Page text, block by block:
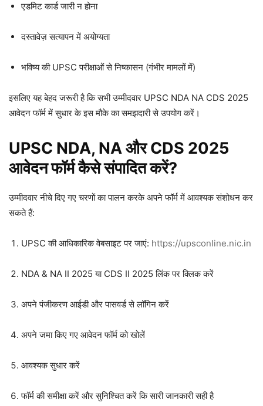
एडमिट कार्ड जारी न होना
दस्तावेज़ सत्यापन में अयोग्यता
भविष्य की UPSC परीक्षाओं से निष्कासन (गंभीर मामलों में)
इसलिए यह बेहद जरूरी है कि सभी उम्मीदवार UPSC NDA NA CDS 2025
आवेदन फॉर्म में सुधार के इस मौके का समझदारी से उपयोग करें।
UPSC NDA, NA और CDS 2025
आवेदन फॉर्म कैसे संपादित करें?
उम्मीदवार नीचे दिए गए चरणों का पालन करके अपने फॉर्म में आवश्यक संशोधन कर
सकते हैं:
UPSC की आधिकारिक वेबसाइट पर जाएं: https://upsconline.nic.in
NDA & NA II 2025 या CDS II 2025 लिंक पर क्लिक करें
अपने पंजीकरण आईडी और पासवर्ड से लॉगिन करें
अपने जमा किए गए आवेदन फॉर्म को खोलें
आवश्यक सुधार करें
फॉर्म की समीक्षा करें और सुनिश्चित करें कि सारी जानकारी सही है